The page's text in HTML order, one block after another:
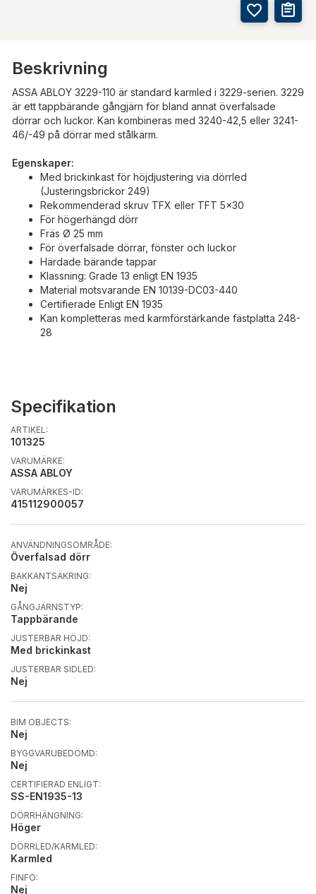
Beskrivning
ASSA ABLOY 3229-110 är standard karmled i 3229-serien. 3229
är ett tappbärande gångjärn för bland annat överfalsade
dörrar och luckor. Kan kombineras med 3240-42,5 eller 3241-
46/-49 på dörrar med stålkarm.
Egenskaper:
Med brickinkast för höjdjustering via dörrled
(Justeringsbrickor 249)
Rekommenderad skruv TFX eller TFT 5x30
För högerhängd dörr
Fräs Ø 25 mm
För överfalsade dörrar, fönster och luckor
Härdade bärande tappar
Klassning: Grade 13 enligt EN 1935
Material motsvarande EN 10139-DC03-440
Certifierade Enligt EN 1935
Kan kompletteras med karmförstärkande fästplatta 248-
28
Specifikation
ARTIKEL:
101325
VARUMÄRKE:
ASSA ABLOY
VARUMÄRKES-ID:
415112900057
ANVÄNDNINGSOMRÅDE:
Överfalsad dörr
BAKKANTSÄKRING:
Nej
GÅNGJÄRNSTYP:
Tappbärande
JUSTERBAR HÖJD:
Med brickinkast
JUSTERBAR SIDLED:
Nej
BIM OBJECTS:
Nej
BYGGVARUBEDÖMD:
Nej
CERTIFIERAD ENLIGT:
SS-EN1935-13
DÖRRHÄNGNING:
Höger
DÖRRLED/KARMLED:
Karmled
FINFO:
Nej